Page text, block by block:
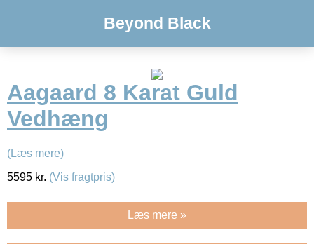
Beyond Black
Aagaard 8 Karat Guld
Vedhæng
(Læs mere)
5595 kr. (Vis fragtpris)
Læs mere »